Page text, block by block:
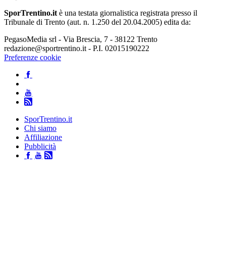
SporTrentino.it è una testata giornalistica registrata presso il
Tribunale di Trento (aut. n. 1.250 del 20.04.2005) edita da:
PegasoMedia srl - Via Brescia, 7 - 38122 Trento
redazione@sportrentino.it - P.I. 02015190222
Preferenze cookie
SporTrentino.it
Chi siamo
Affiliazione
Pubblicità